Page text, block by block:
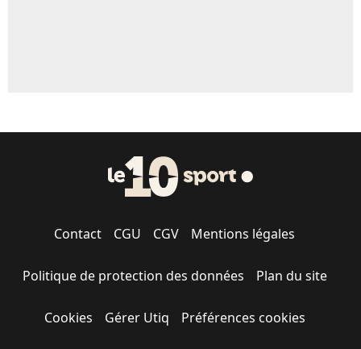
Contact CGU CGV Mentions légales
Politique de protection des données Plan du site
Cookies Gérer Utiq Préférences cookies